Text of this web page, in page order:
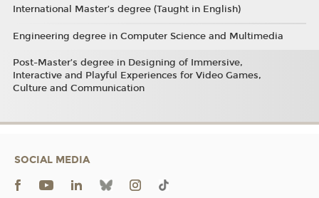
International Master’s degree (Taught in English)
Engineering degree in Computer Science and Multimedia
Post-Master’s degree in Designing of Immersive,
Interactive and Playful Experiences for Video Games,
Culture and Communication
SOCIAL MEDIA